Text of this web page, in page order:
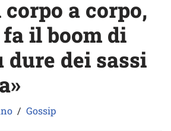
a corpo,
il boom di
dure dei sassi
Gossip